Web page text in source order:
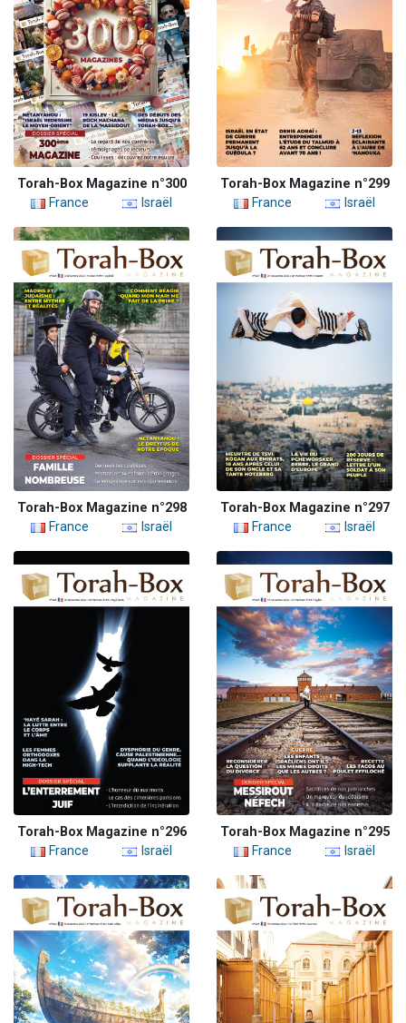
Torah-Box Magazine n°300
France
Israël
Torah-Box Magazine n°299
France
Israël
Torah-Box Magazine n°298
France
Israël
Torah-Box Magazine n°297
France
Israël
Torah-Box Magazine n°296
France
Israël
Torah-Box Magazine n°295
France
Israël